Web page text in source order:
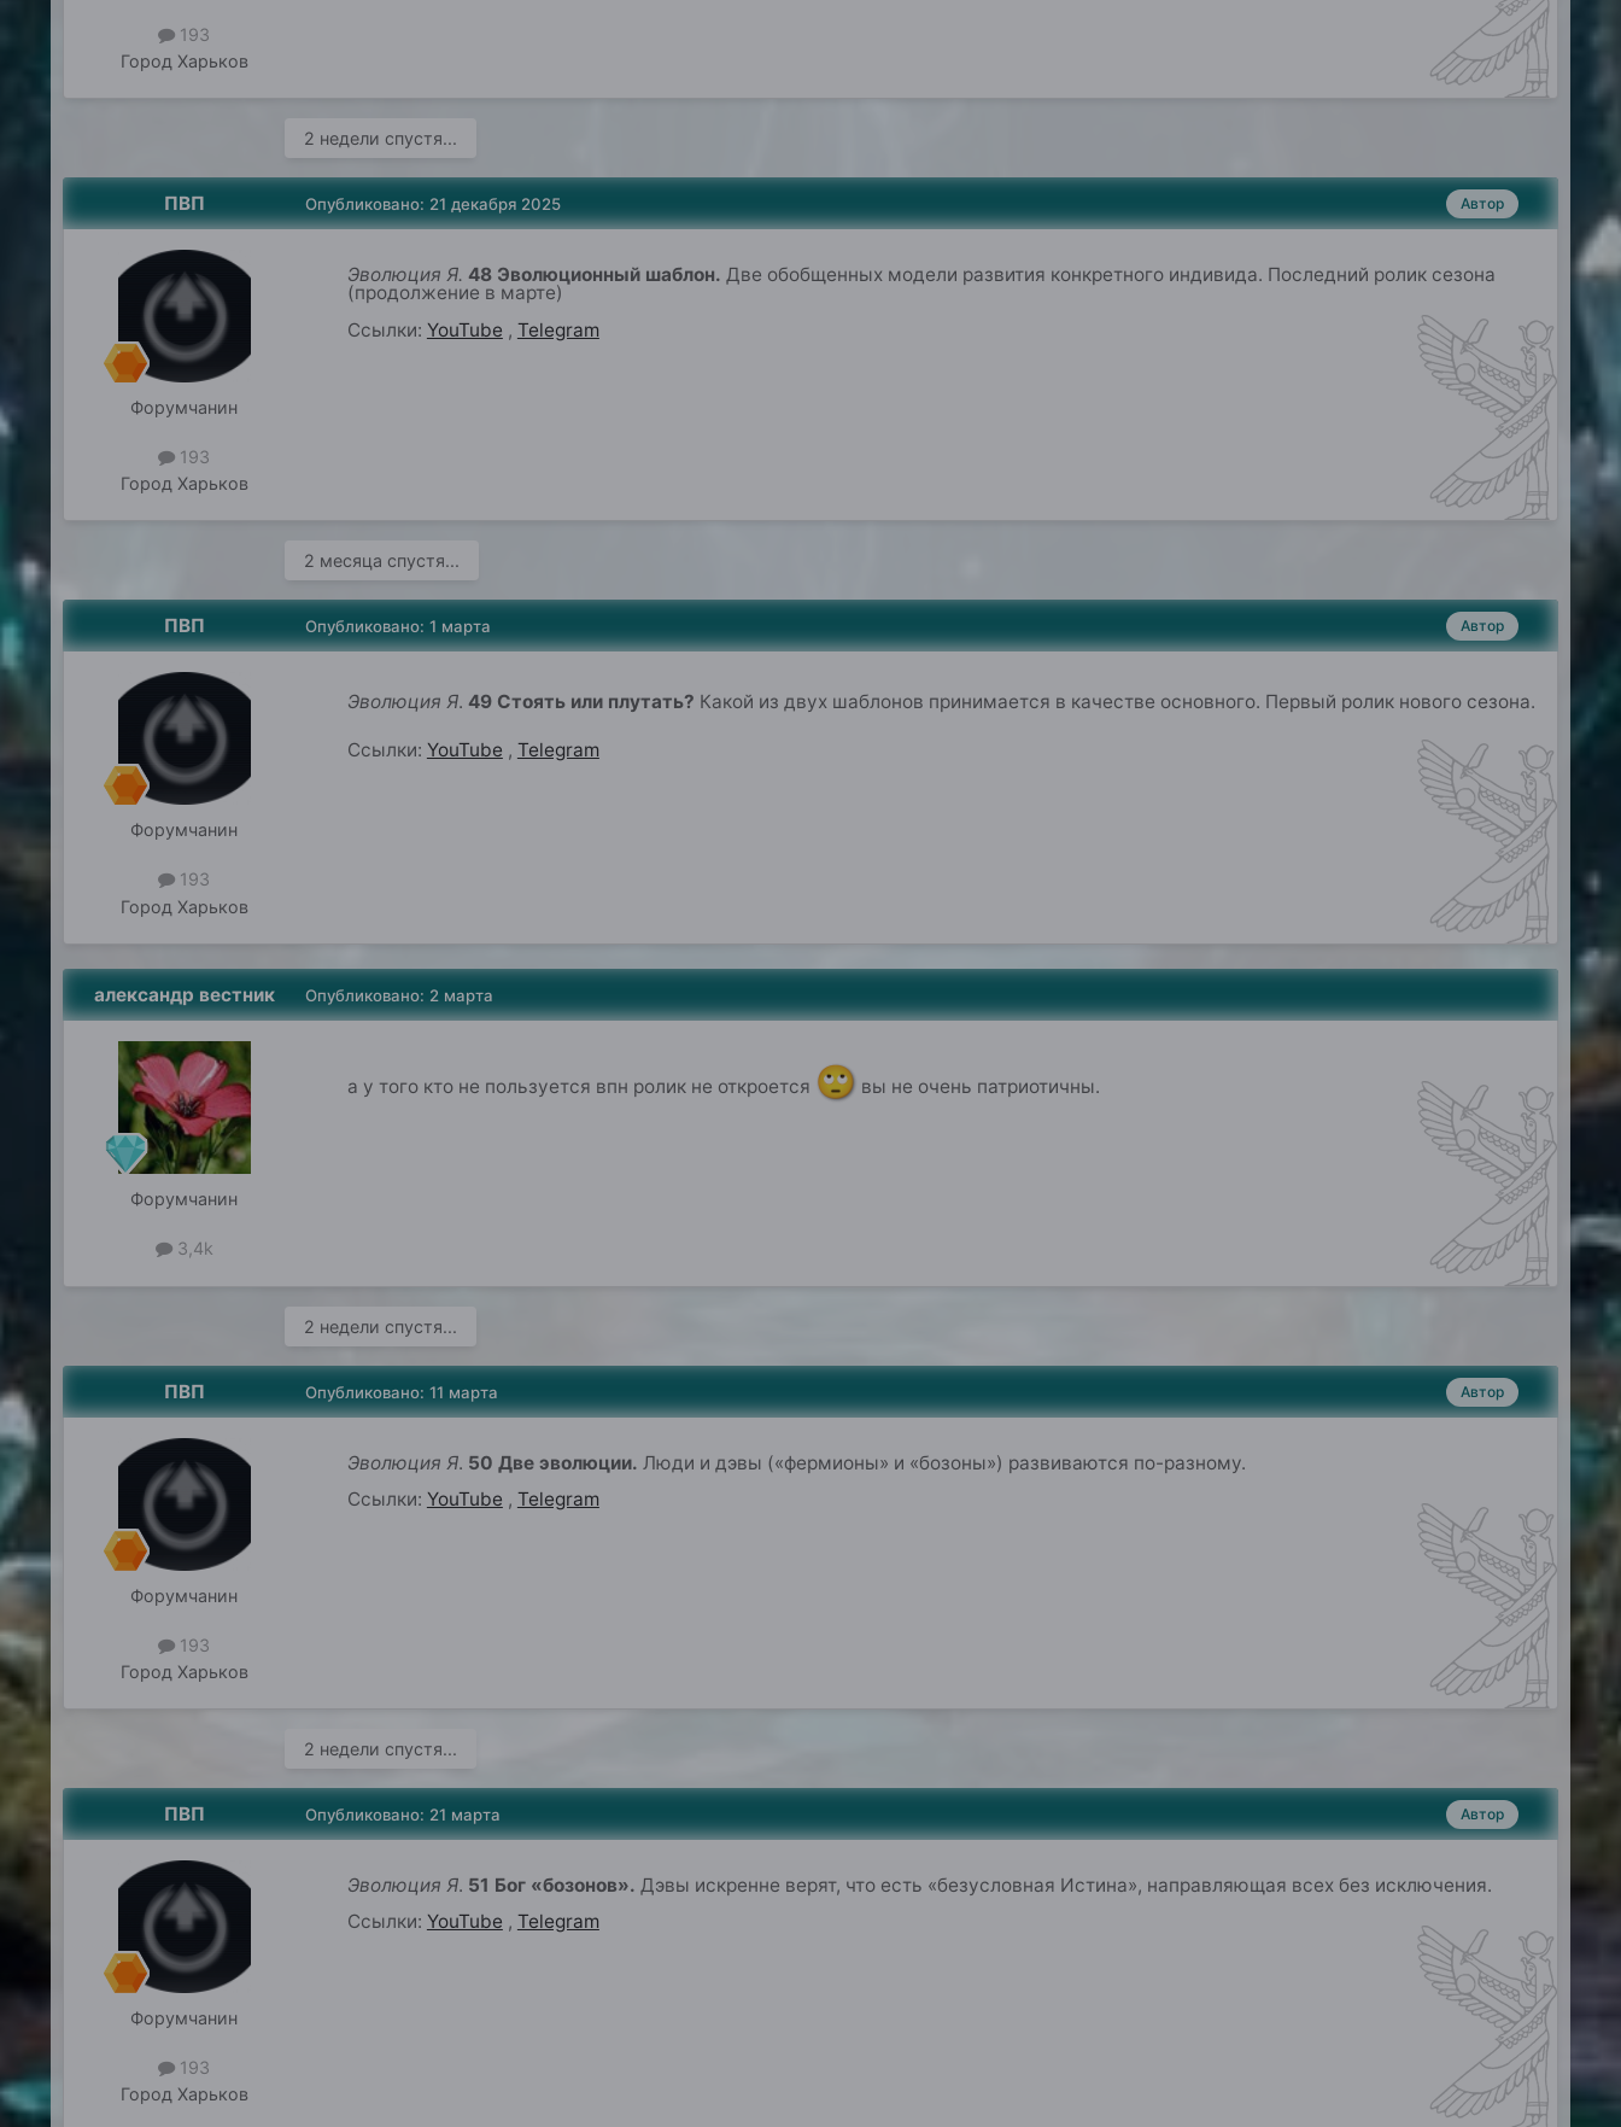
193
Город Харьков
2 недели спустя...
ПВП
Форумчанин
193
Город Харьков
Автор
Опубликовано: 21 декабря 2025
Эволюция Я. 48 Эволюционный шаблон. Две обобщенных модели развития конкретного индивида. Последний ролик сезона
(продолжение в марте)
Ссылки: YouTube , Telegram
2 месяца спустя...
ПВП
Форумчанин
193
Город Харьков
Автор
Опубликовано: 1 марта
Эволюция Я. 49 Стоять или плутать? Какой из двух шаблонов принимается в качестве основного. Первый ролик нового сезона.
Ссылки: YouTube , Telegram
александр вестник
Форумчанин
3,4k
Опубликовано: 2 марта
а у того кто не пользуется впн ролик не откроется 🙄 вы не очень патриотичны.
2 недели спустя...
ПВП
Форумчанин
193
Город Харьков
Автор
Опубликовано: 11 марта
Эволюция Я. 50 Две эволюции. Люди и дэвы («фермионы» и «бозоны») развиваются по-разному.
Ссылки: YouTube , Telegram
2 недели спустя...
ПВП
Форумчанин
193
Город Харьков
Автор
Опубликовано: 21 марта
Эволюция Я. 51 Бог «бозонов». Дэвы искренне верят, что есть «безусловная Истина», направляющая всех без исключения.
Ссылки: YouTube , Telegram